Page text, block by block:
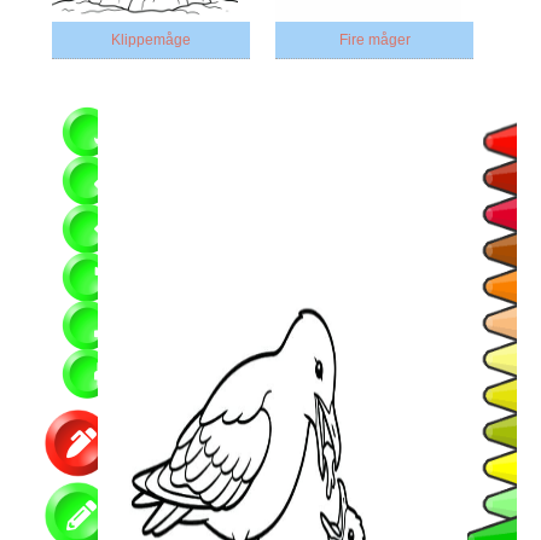
Klippemåge Fire måger